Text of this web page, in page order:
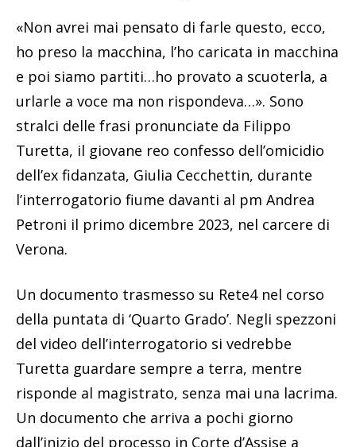
«Non avrei mai pensato di farle questo, ecco,
ho preso la macchina, l’ho caricata in macchina
e poi siamo partiti…ho provato a scuoterla, a
urlarle a voce ma non rispondeva…». Sono
stralci delle frasi pronunciate da Filippo
Turetta, il giovane reo confesso dell’omicidio
dell’ex fidanzata, Giulia Cecchettin, durante
l’interrogatorio fiume davanti al pm Andrea
Petroni il primo dicembre 2023, nel carcere di
Verona.
Un documento trasmesso su Rete4 nel corso
della puntata di ‘Quarto Grado’. Negli spezzoni
del video dell’interrogatorio si vedrebbe
Turetta guardare sempre a terra, mentre
risponde al magistrato, senza mai una lacrima.
Un documento che arriva a pochi giorno
dall’inizio del processo in Corte d’Assise a